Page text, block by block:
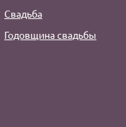
Свадьба
Годовщина свадьбы